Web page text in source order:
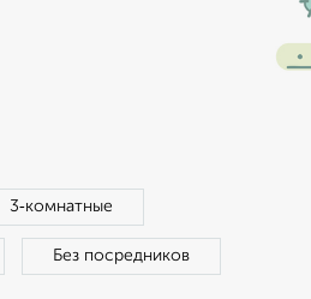
3‑комнатные
Без посредников